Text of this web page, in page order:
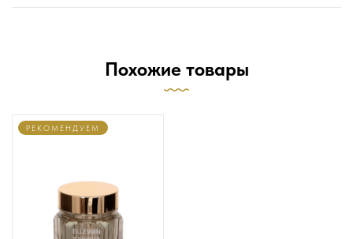
Похожие товары
РЕКОМЕНДУЕМ